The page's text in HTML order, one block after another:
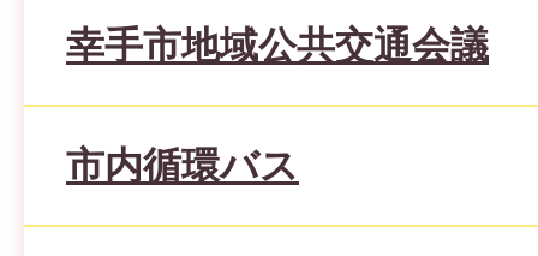
幸手市地域公共交通会議
市内循環バス